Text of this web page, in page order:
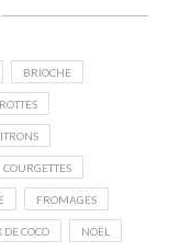
BRIOCHE
COURGETTES
FROMAGES
DE COCO NOËL